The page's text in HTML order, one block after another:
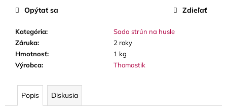
Kategória:
Sada strún na husle
Záruka:
2 roky
Hmotnosť:
1 kg
Výrobca: Thomastik
Opýtať sa Zdieľať
Popis Diskusia
p
ú
a